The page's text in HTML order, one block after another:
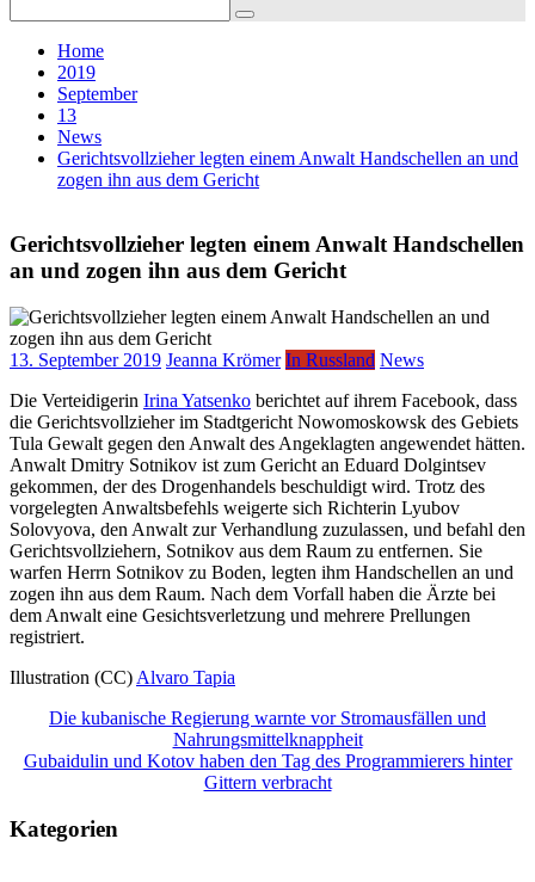
for:
Home
2019
September
13
News
Gerichtsvollzieher legten einem Anwalt Handschellen an und
zogen ihn aus dem Gericht
Gerichtsvollzieher legten einem Anwalt Handschellen
an und zogen ihn aus dem Gericht
13. September 2019 Jeanna Krömer In Russland News
Die Verteidigerin Irina Yatsenko berichtet auf ihrem Facebook, dass
die Gerichtsvollzieher im Stadtgericht Nowomoskowsk des Gebiets
Tula Gewalt gegen den Anwalt des Angeklagten angewendet hätten.
Anwalt Dmitry Sotnikov ist zum Gericht an Eduard Dolgintsev
gekommen, der des Drogenhandels beschuldigt wird. Trotz des
vorgelegten Anwaltsbefehls weigerte sich Richterin Lyubov
Solovyova, den Anwalt zur Verhandlung zuzulassen, und befahl den
Gerichtsvollziehern, Sotnikov aus dem Raum zu entfernen. Sie
warfen Herrn Sotnikov zu Boden, legten ihm Handschellen an und
zogen ihn aus dem Raum. Nach dem Vorfall haben die Ärzte bei
dem Anwalt eine Gesichtsverletzung und mehrere Prellungen
registriert.
Illustration (CC) Alvaro Tapia
Beitragsnavigation
Die kubanische Regierung warnte vor Stromausfällen und
Nahrungsmittelknappheit
Gubaidulin und Kotov haben den Tag des Programmierers hinter
Gittern verbracht
Kategorien